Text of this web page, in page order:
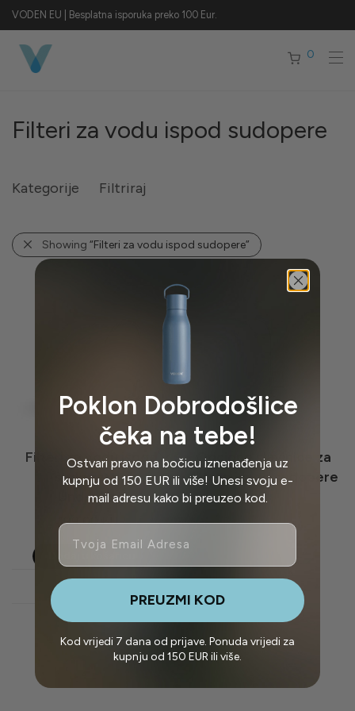
VODEN EU | Besplatna isporuka preko 100 Eur.
0
Filteri za vodu ispod sudopere
Kategorije Filtriraj
Showing “Filteri za vodu ispod sudopere”
Opcione slavinice za
filtere ispod sudopere
2 proizvoda
Filteri za vodu ispod
sudopera –
UnderSink
199,00EUR
Show more
Poklon Dobrodošlice
čeka na tebe!
Ostvari pravo na bočicu iznenađenja uz
kupnju od 150 EUR ili više! Unesi svoju e-
mail adresu kako bi preuzeo kod.
Email
PREUZMI KOD
Kod vrijedi 7 dana od prijave. Ponuda vrijedi za
kupnju od 150 EUR ili više.